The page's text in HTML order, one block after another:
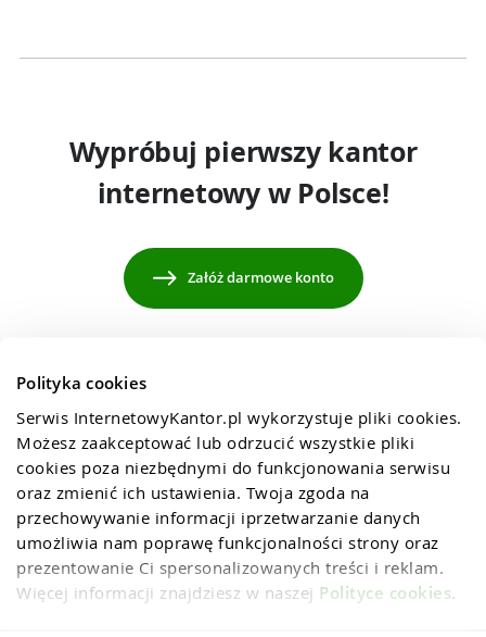
Polityka cookies
Serwis InternetowyKantor.pl wykorzystuje pliki cookies.
Możesz zaakceptować lub odrzucić wszystkie pliki
cookies poza niezbędnymi do funkcjonowania serwisu
oraz zmienić ich ustawienia. Twoja zgoda na
przechowywanie informacji iprzetwarzanie danych
umożliwia nam poprawę funkcjonalności strony oraz
prezentowanie Ci spersonalizowanych treści i reklam.
Więcej informacji znajdziesz w naszej Polityce cookies.
Wypróbuj pierwszy kantor
internetowy w Polsce!
Załóż darmowe konto